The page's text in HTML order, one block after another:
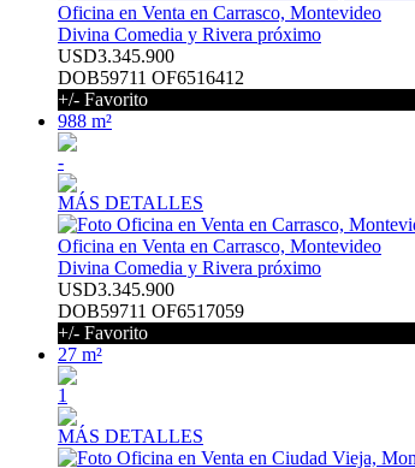
Oficina en Venta en Carrasco, Montevideo
Divina Comedia y Rivera próximo
USD3.345.900
DOB59711 OF6516412
+/- Favorito
988 m²
-
MÁS DETALLES
Oficina en Venta en Carrasco, Montevideo
Divina Comedia y Rivera próximo
USD3.345.900
DOB59711 OF6517059
+/- Favorito
27 m²
1
MÁS DETALLES